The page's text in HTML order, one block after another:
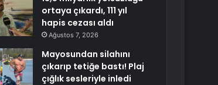
ortaya çıkardı, 111 yıl
hapis cezası aldı
Ağustos 7, 2026
Mayosundan silahını
çıkarıp tetiğe bastı! Plaj
çığlık sesleriyle inledi